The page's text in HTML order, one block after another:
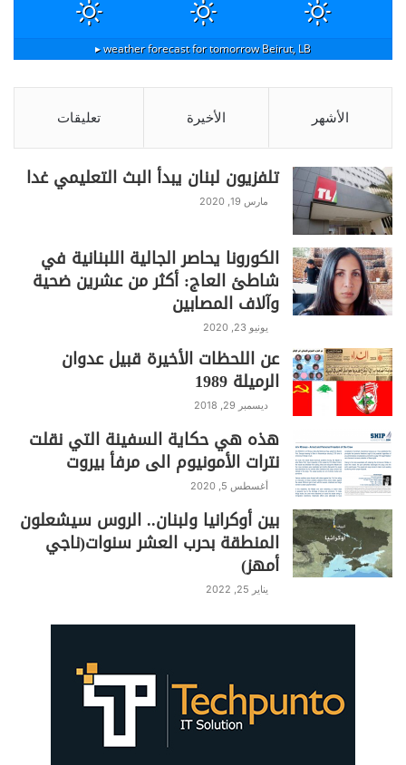
Beirut, LB
weather forecast for tomorrow ▸
الأشهر الأخيرة تعليقات
تلفزيون لبنان يبدأ البث التعليمي غدا
مارس 19, 2020
الكورونا يحاصر الجالية اللبنانية في
شاطئ العاج: أكثر من عشرين ضحية
وآلاف المصابين
يونيو 23, 2020
عن اللحظات الأخيرة قبيل عدوان
الرميلة 1989
ديسمبر 29, 2018
هذه هي حكاية السفينة التي نقلت
نترات الأمونيوم الى مرفأ بيروت
أغسطس 5, 2020
بين أوكرانيا ولبنان.. الروس سيشعلون
المنطقة بحرب العشر سنوات(ناجي
أمهز)
يناير 25, 2022